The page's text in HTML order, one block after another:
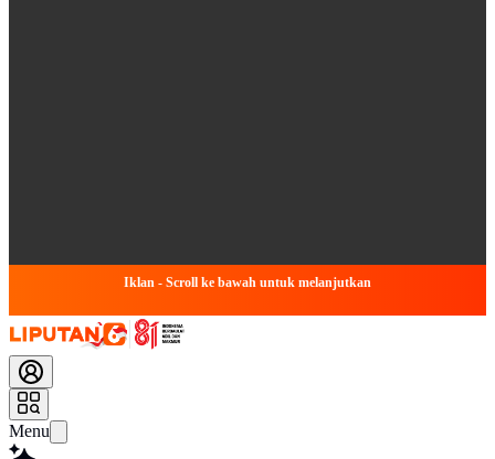
Iklan - Scroll ke bawah untuk melanjutkan
Menu